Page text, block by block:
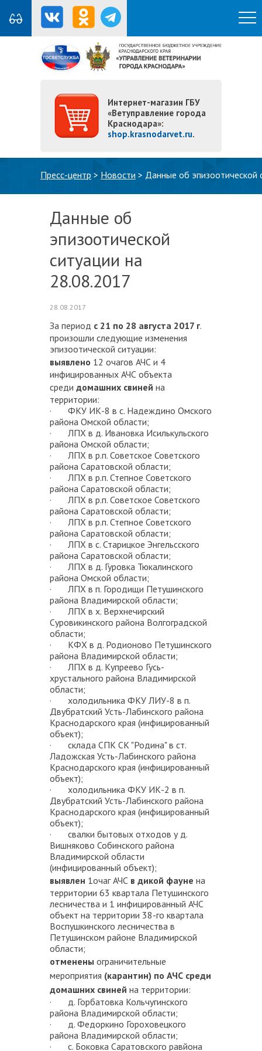
Интернет-магазин ГБУ
«Ветуправление города
Краснодара»:
shop.krasnodarvet.ru.
Пресс-центр > Новости > Данные об эпизоотической
Данные об
эпизоотической
ситуации на
28.08.2017
28.08.2017
За период с 21 по 28 августа 2017 г.
произошли следующие изменения
эпизоотической ситуации:
выявлено 12 очагов АЧС и 4
инфицированных АЧС объекта
среди домашних свиней на
территории:
· ФКУ ИК-8 в с. Надеждино Омского
района Омской области;
· ЛПХ в д. Ивановка Исилькульского
района Омской области;
· ЛПХ в р.п. Советское Советского
района Саратовской области;
· ЛПХ в р.п. Степное Советского
района Саратовской области;
· ЛПХ в р.п. Советское Советского
района Саратовской области;
· ЛПХ в р.п. Степное Советского
района Саратовской области;
· ЛПХ в с. Старицкое Энгельсского
района Саратовской области;
· ЛПХ в д. Гуровка Тюкалинского
района Омской области;
· ЛПХ в п. Городищи Петушинского
района Владимирской области;
· ЛПХ в х. Верхнечирский
Суровикинского района Волгоградской
области;
· КФХ в д. Родионово Петушинского
района Владимирской области;
· ЛПХ в д. Купреево Гусь-
хрустального района Владимирской
области;
· холодильника ФКУ ЛИУ-8 в п.
Двубратский Усть-Лабинского района
Краснодарского края (инфицированный
объект);
· склада СПК СК "Родина" в ст.
Ладожская Усть-Лабинского района
Краснодарского края (инфицированный
объект);
· холодильника ФКУ ИК-2 в п.
Двубратский Усть-Лабинского района
Краснодарского края (инфицированный
объект);
· свалки бытовых отходов у д.
Вишняково Собинского района
Владимирской области
(инфицированный объект);
выявлен 1очаг АЧС в дикой фауне на
территории 63 квартала Петушинского
лесничества и 1 инфицированный АЧС
объект на территории 38-го квартала
Воспушкинского лесничества в
Петушинском районе Владимирской
области;
отменены ограничительные
мероприятия (карантин) по АЧС среди
домашних свиней на территории:
· д. Горбатовка Кольчугинского
района Владимирской области;
· д. Федоркино Гороховецкого
района Владимирской области;
· с. Боковка Саратовского равйона